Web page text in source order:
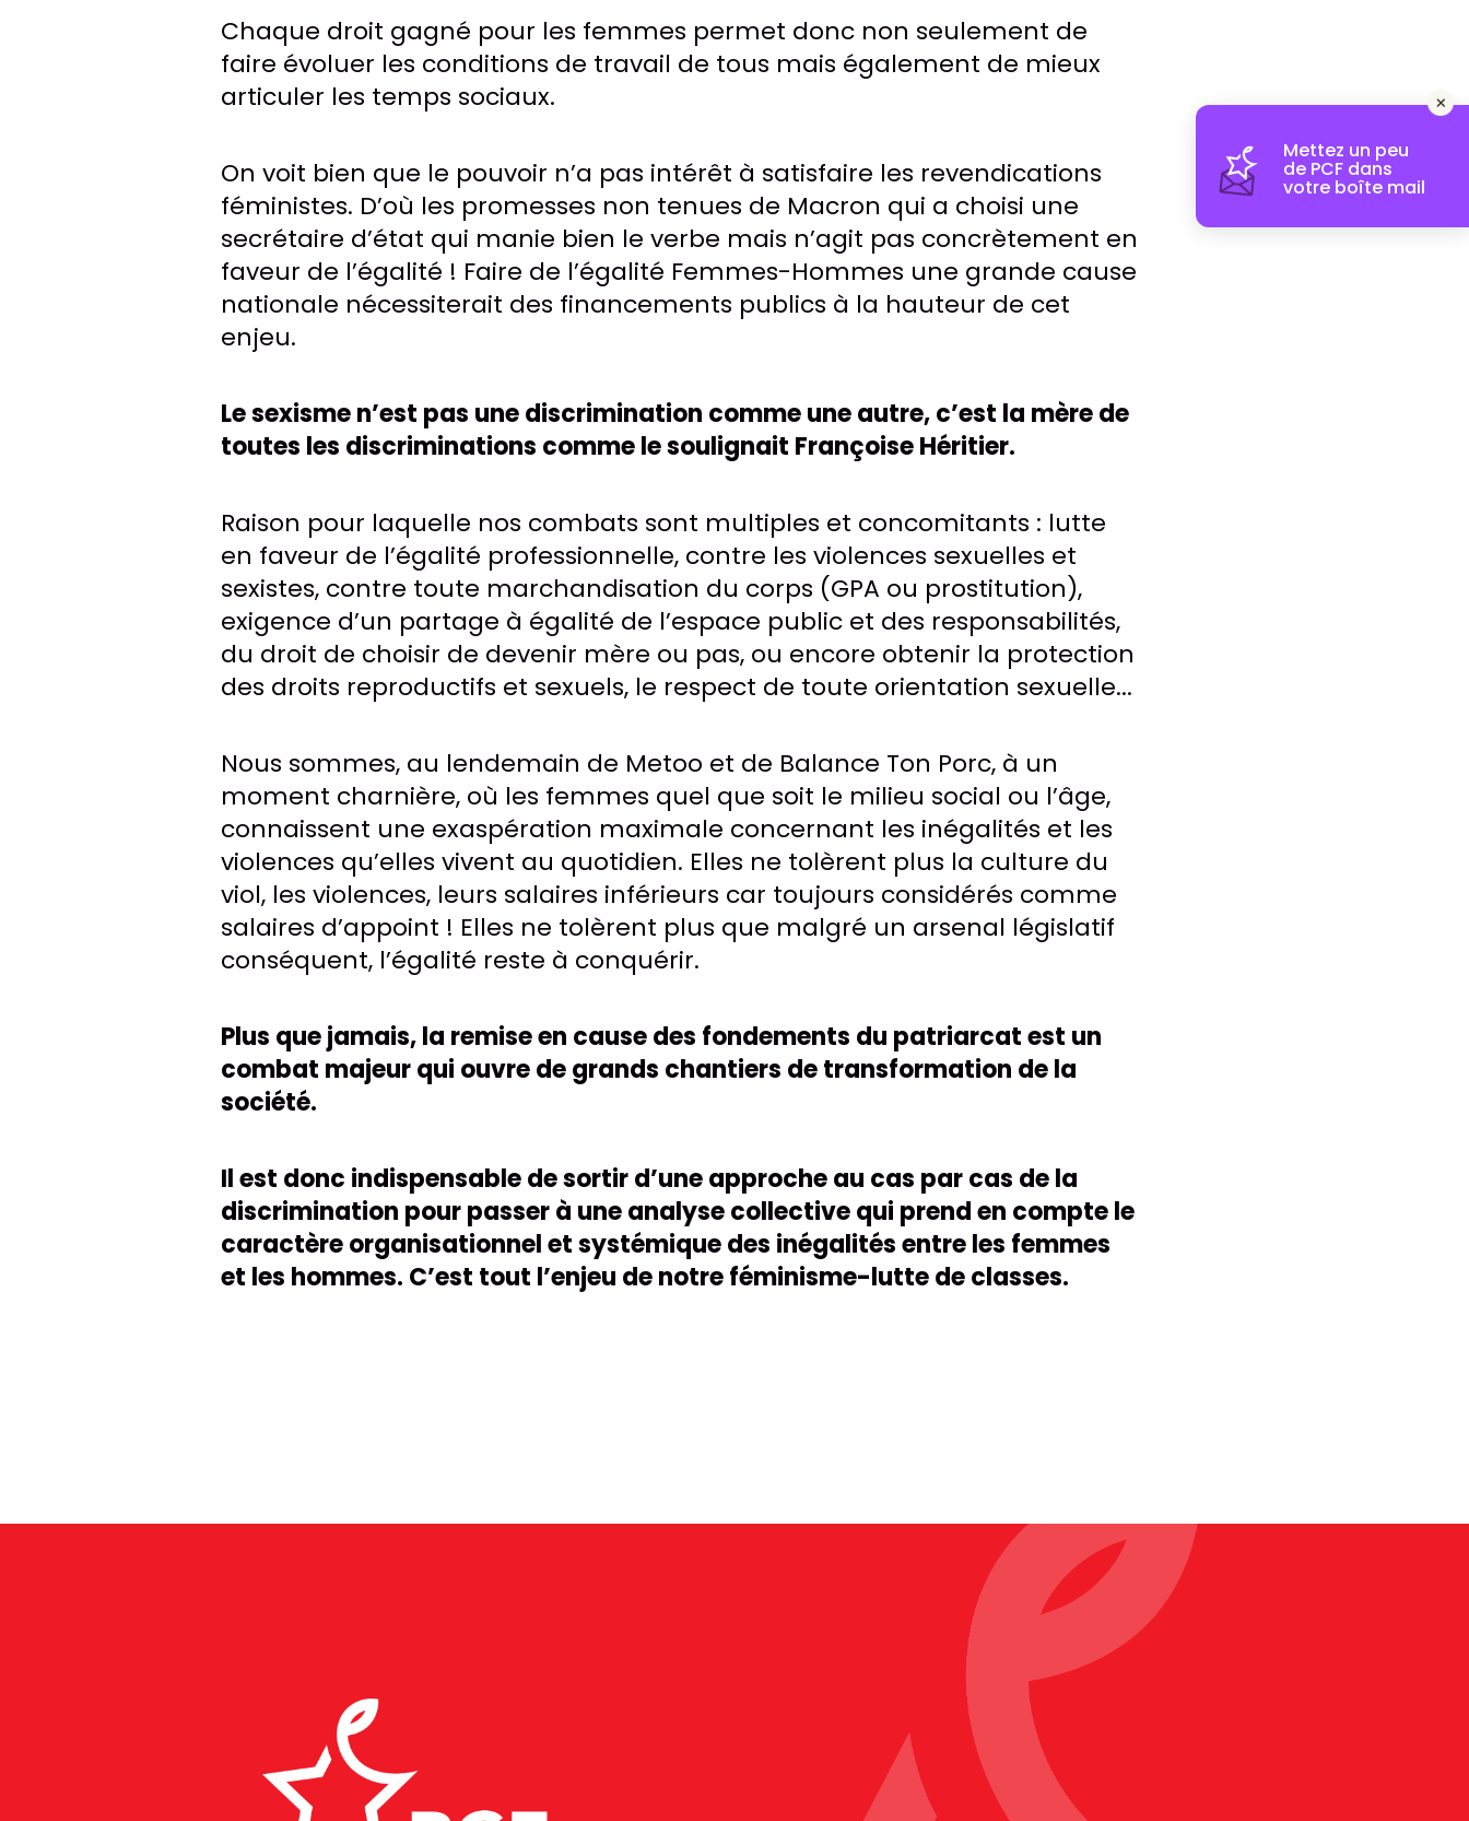
Mettez un peu
de PCF dans
votre boîte mail
Chaque droit gagné pour les femmes permet donc non seulement de
faire évoluer les conditions de travail de tous mais également de mieux
articuler les temps sociaux.
On voit bien que le pouvoir n’a pas intérêt à satisfaire les revendications
féministes. D’où les promesses non tenues de Macron qui a choisi une
secrétaire d’état qui manie bien le verbe mais n’agit pas concrètement en
faveur de l’égalité ! Faire de l’égalité Femmes-Hommes une grande cause
nationale nécessiterait des financements publics à la hauteur de cet
enjeu.
Le sexisme n’est pas une discrimination comme une autre, c’est la mère de
toutes les discriminations comme le soulignait Françoise Héritier.
Raison pour laquelle nos combats sont multiples et concomitants : lutte
en faveur de l’égalité professionnelle, contre les violences sexuelles et
sexistes, contre toute marchandisation du corps (GPA ou prostitution),
exigence d’un partage à égalité de l’espace public et des responsabilités,
du droit de choisir de devenir mère ou pas, ou encore obtenir la protection
des droits reproductifs et sexuels, le respect de toute orientation sexuelle...
Nous sommes, au lendemain de Metoo et de Balance Ton Porc, à un
moment charnière, où les femmes quel que soit le milieu social ou l’âge,
connaissent une exaspération maximale concernant les inégalités et les
violences qu’elles vivent au quotidien. Elles ne tolèrent plus la culture du
viol, les violences, leurs salaires inférieurs car toujours considérés comme
salaires d’appoint ! Elles ne tolèrent plus que malgré un arsenal législatif
conséquent, l’égalité reste à conquérir.
Plus que jamais, la remise en cause des fondements du patriarcat est un
combat majeur qui ouvre de grands chantiers de transformation de la
société.
Il est donc indispensable de sortir d’une approche au cas par cas de la
discrimination pour passer à une analyse collective qui prend en compte le
caractère organisationnel et systémique des inégalités entre les femmes
et les hommes. C’est tout l’enjeu de notre féminisme-lutte de classes.